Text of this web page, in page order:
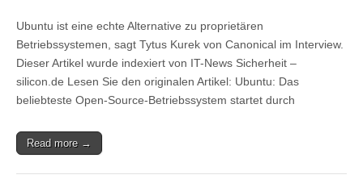
Ubuntu ist eine echte Alternative zu proprietären
Betriebssystemen, sagt Tytus Kurek von Canonical im Interview.
Dieser Artikel wurde indexiert von IT-News Sicherheit –
silicon.de Lesen Sie den originalen Artikel: Ubuntu: Das
beliebteste Open-Source-Betriebssystem startet durch
Read more →